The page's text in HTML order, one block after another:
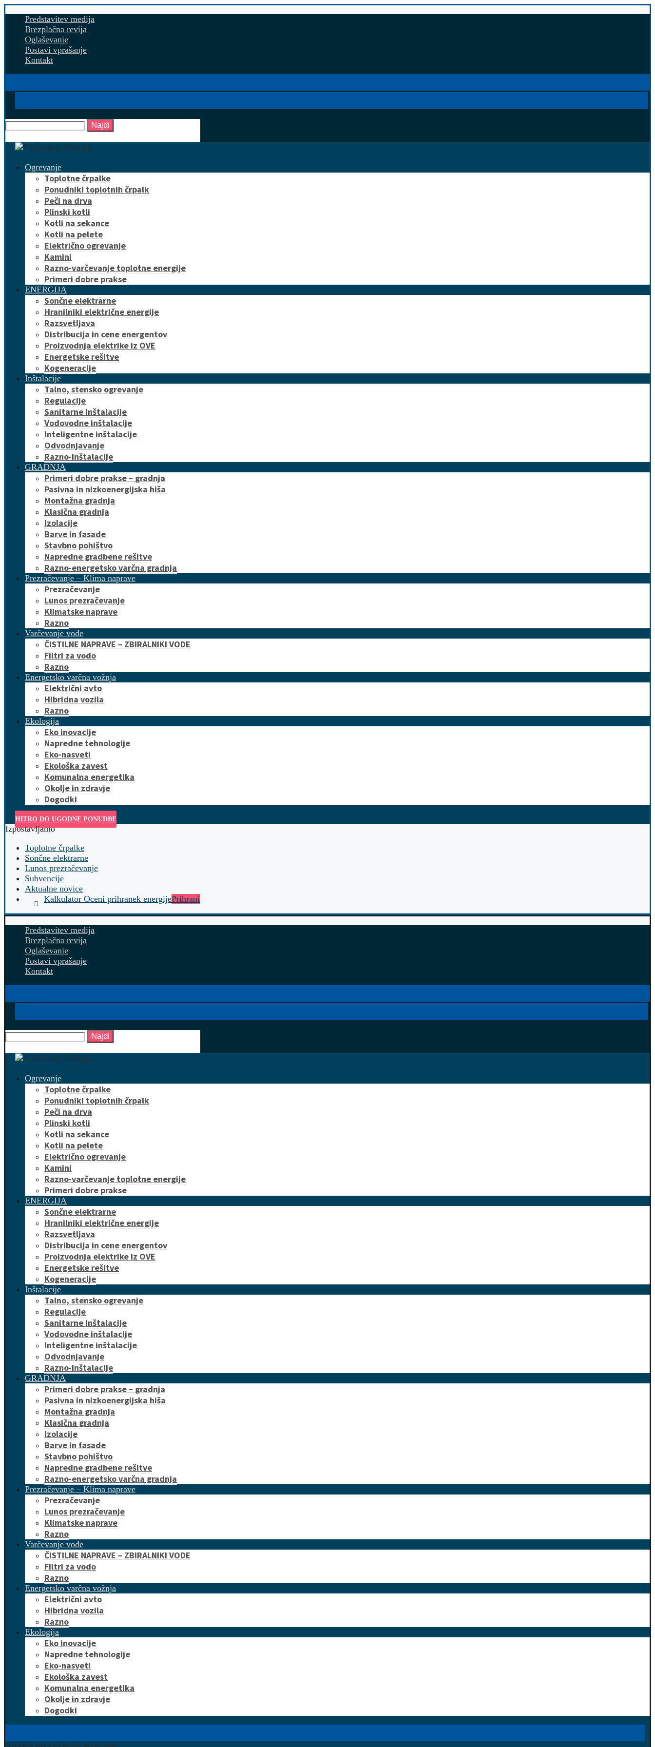
Predstavitev medija
Brezplačna revija
Oglaševanje
Postavi vprašanje
Kontakt
Najdi
Ogrevanje
Toplotne črpalke
Ponudniki toplotnih črpalk
Peči na drva
Plinski kotli
Kotli na sekance
Kotli na pelete
Električno ogrevanje
Kamini
Razno-varčevanje toplotne energije
Primeri dobre prakse
ENERGIJA
Sončne elektrarne
Hranilniki električne energije
Razsvetljava
Distribucija in cene energentov
Proizvodnja elektrike iz OVE
Energetske rešitve
Kogeneracije
Inštalacije
Talno, stensko ogrevanje
Regulacije
Sanitarne inštalacije
Vodovodne inštalacije
Inteligentne inštalacije
Odvodnjavanje
Razno-inštalacije
GRADNJA
Primeri dobre prakse – gradnja
Pasivna in nizkoenergijska hiša
Montažna gradnja
Klasična gradnja
Izolacije
Barve in fasade
Stavbno pohištvo
Napredne gradbene rešitve
Razno-energetsko varčna gradnja
Prezračevanje – Klima naprave
Prezračevanje
Lunos prezračevanje
Klimatske naprave
Razno
Varčevanje vode
ČISTILNE NAPRAVE – ZBIRALNIKI VODE
Filtri za vodo
Razno
Energetsko varčna vožnja
Električni avto
Hibridna vozila
Razno
Ekologija
Eko inovacije
Napredne tehnologije
Eko-nasveti
Ekološka zavest
Komunalna energetika
Okolje in zdravje
Dogodki
HITRO DO UGODNE PONUDBE
Izpostavljamo
Toplotne črpalke
Sončne elektrarne
Lunos prezračevanje
Subvencije
Aktualne novice
Kalkulator Oceni prihranek energijePrihrani
Predstavitev medija
Brezplačna revija
Oglaševanje
Postavi vprašanje
Kontakt
Najdi
Ogrevanje
Toplotne črpalke
Ponudniki toplotnih črpalk
Peči na drva
Plinski kotli
Kotli na sekance
Kotli na pelete
Električno ogrevanje
Kamini
Razno-varčevanje toplotne energije
Primeri dobre prakse
ENERGIJA
Sončne elektrarne
Hranilniki električne energije
Razsvetljava
Distribucija in cene energentov
Proizvodnja elektrike iz OVE
Energetske rešitve
Kogeneracije
Inštalacije
Talno, stensko ogrevanje
Regulacije
Sanitarne inštalacije
Vodovodne inštalacije
Inteligentne inštalacije
Odvodnjavanje
Razno-inštalacije
GRADNJA
Primeri dobre prakse – gradnja
Pasivna in nizkoenergijska hiša
Montažna gradnja
Klasična gradnja
Izolacije
Barve in fasade
Stavbno pohištvo
Napredne gradbene rešitve
Razno-energetsko varčna gradnja
Prezračevanje – Klima naprave
Prezračevanje
Lunos prezračevanje
Klimatske naprave
Razno
Varčevanje vode
ČISTILNE NAPRAVE – ZBIRALNIKI VODE
Filtri za vodo
Razno
Energetsko varčna vožnja
Električni avto
Hibridna vozila
Razno
Ekologija
Eko inovacije
Napredne tehnologije
Eko-nasveti
Ekološka zavest
Komunalna energetika
Okolje in zdravje
Dogodki